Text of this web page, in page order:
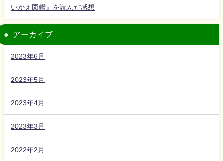
いかえ図鑑』を読んだ感想
アーカイブ
2023年6月
2023年5月
2023年4月
2023年3月
2022年2月